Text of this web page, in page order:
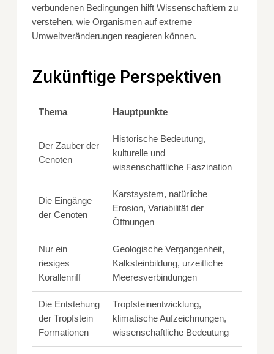
verbundenen Bedingungen hilft Wissenschaftlern zu
verstehen, wie Organismen auf extreme
Umweltveränderungen reagieren können.
Zukünftige Perspektiven
Thema Hauptpunkte
Der Zauber der
Cenoten
Historische Bedeutung,
kulturelle und
wissenschaftliche Faszination
Die Eingänge
der Cenoten
Karstsystem, natürliche
Erosion, Variabilität der
Öffnungen
Nur ein
riesiges
Korallenriff
Geologische Vergangenheit,
Kalksteinbildung, urzeitliche
Meeresverbindungen
Die Entstehung
der Tropfstein
Formationen
Tropfsteinentwicklung,
klimatische Aufzeichnungen,
wissenschaftliche Bedeutung